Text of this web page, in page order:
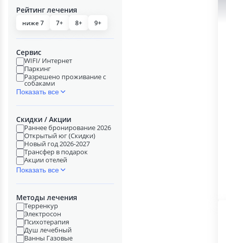
Рейтинг лечения
ниже 7 7+ 8+ 9+
Сервис
WIFI/ Интернет
Паркинг
Разрешено проживание с
собаками
Показать все
Скидки / Акции
Раннее бронирование 2026
Открытый юг (Скидки)
Новый год 2026-2027
Трансфер в подарок
Акции отелей
Показать все
Методы лечения
Терренкур
Электросон
Психотерапия
Душ лечебный
Ванны Газовые